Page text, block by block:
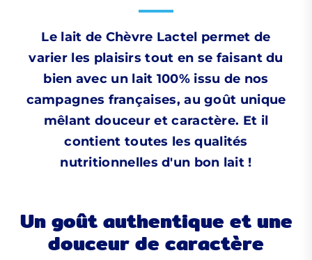
Le lait de Chèvre Lactel permet de
varier les plaisirs tout en se faisant du
bien avec un lait 100% issu de nos
campagnes françaises, au goût unique
mêlant douceur et caractère. Et il
contient toutes les qualités
nutritionnelles d'un bon lait !
Un goût authentique et une
douceur de caractère